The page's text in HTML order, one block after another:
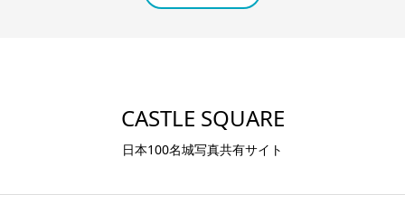
CASTLE SQUARE
日本100名城写真共有サイト